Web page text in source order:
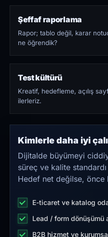
Şeffaf raporlama
Rapor; tablo değil, karar
ne öğrendik?
Test kültürü
Kreatif, hedefleme, açılış
ilerleriz.
Kimlerle daha iyi
Dijitalde büyümeyi
süreç ve kalite
Hedef net değilse,
E-ticaret ve katalog
Lead / form dönüşümü
B2B hizmet ve